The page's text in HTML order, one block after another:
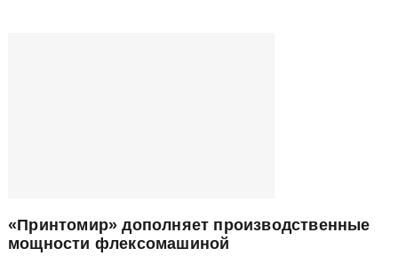
мощности флексомашиной